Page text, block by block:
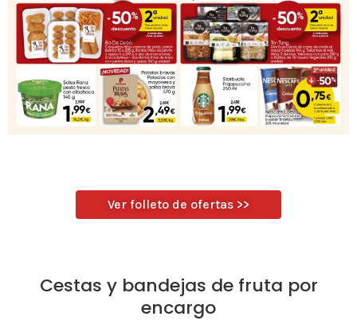
Ver folleto de ofertas >>
Cestas y bandejas de fruta por
encargo